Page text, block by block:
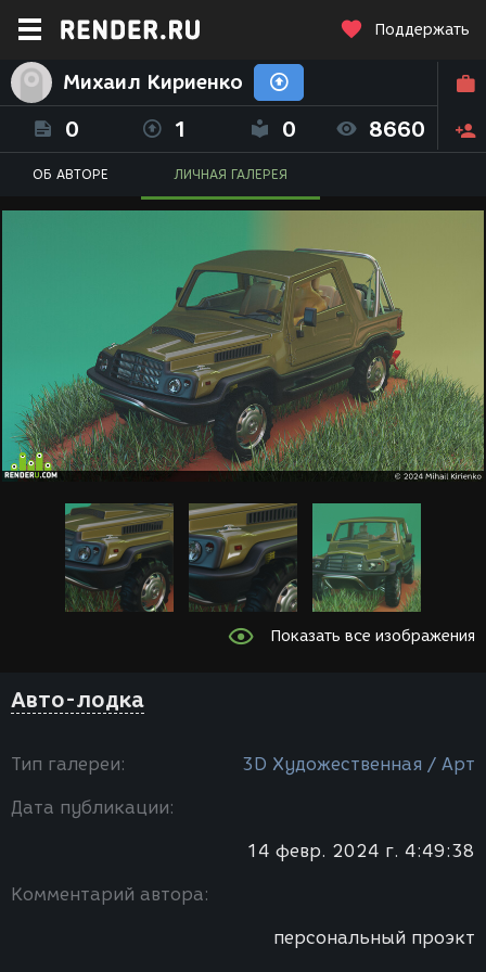
Поддержать
Михаил Кириенко
0 1 0 8660
ОБ АВТОРЕ ЛИЧНАЯ ГАЛЕРЕЯ
Показать все изображения
Авто-лодка
Тип галереи: 3D Художественная / Арт
Дата публикации:
14 февр. 2024 г. 4:49:38
Комментарий автора:
персональный проэкт